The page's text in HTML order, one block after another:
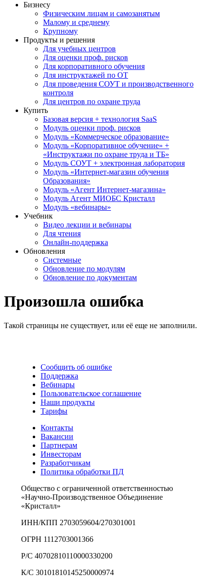
Бизнесу
Физическим лицам и самозанятым
Малому и среднему
Крупному
Продукты и решения
Для учебных центров
Для оценки проф. рисков
Для корпоративного обучения
Для инструктажей по ОТ
Для проведения СОУТ и производственного
контроля
Для центров по охране труда
Купить
Базовая версия + технология SaaS
Модуль оценки проф. рисков
Модуль «Коммерческое образование»
Модуль «Корпоративное обучение» +
«Инструктажи по охране труда и ТБ»
Модуль СОУТ + электронная лаборатория
Модуль «Интернет-магазин обучения
Образования»
Модуль «Агент Интернет-магазина»
Модуль Агент МИОБС Кристалл
Модуль «вебинары»
Учебник
Видео лекции и вебинары
Для чтения
Онлайн-поддержка
Обновления
Системные
Обновление по модулям
Обновление по документам
Произошла ошибка
Такой страницы не существует, или её еще не заполнили.
Сообщить об ошибке
Поддержка
Вебинары
Пользовательское соглашение
Наши продукты
Тарифы
Контакты
Вакансии
Партнерам
Инвесторам
Разработчикам
Политика обработки ПД
Общество с ограниченной ответственностью
«Научно-Производственное Объединение
«Кристалл»
ИНН/КПП 2703059604/270301001
ОГРН 1112703001366
Р/С 40702810110000330200
К/С 30101810145250000974